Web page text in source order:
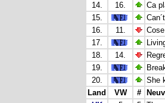
14.
16.
Ca
15.
16.
11.
17.
18.
14.
19.
20.
She
Land
VW #